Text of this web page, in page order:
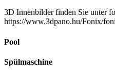
3D Innenbilder finden Sie unter
https://www.3dpano.hu/Fonix/
Pool
Spülmaschine